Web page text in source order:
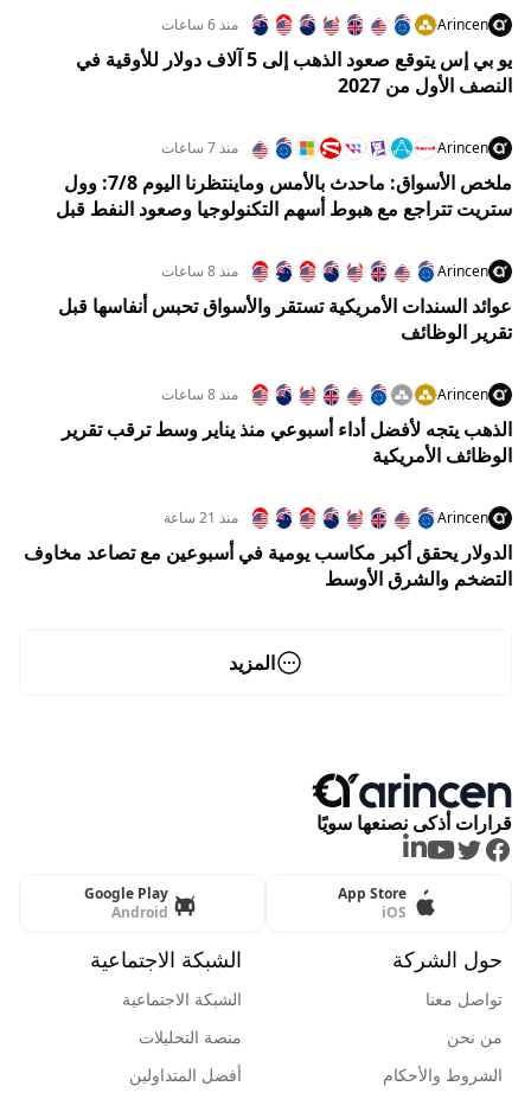
Arincen منذ 6 ساعات
يو بي إس يتوقع صعود الذهب إلى 5 آلاف دولار للأوقية في
النصف الأول من 2027
Arincen منذ 7 ساعات
ملخص الأسواق: ماحدث بالأمس وماينتظرنا اليوم 7/8: وول
ستريت تتراجع مع هبوط أسهم التكنولوجيا وصعود النفط قبل
Arincen منذ 8 ساعات
عوائد السندات الأمريكية تستقر والأسواق تحبس أنفاسها قبل
تقرير الوظائف
Arincen منذ 8 ساعات
الذهب يتجه لأفضل أداء أسبوعي منذ يناير وسط ترقب تقرير
الوظائف الأمريكية
Arincen منذ 21 ساعة
الدولار يحقق أكبر مكاسب يومية في أسبوعين مع تصاعد مخاوف
التضخم والشرق الأوسط
المزيد
قرارات أذكى نصنعها سويًا
Facebook
Twitter
Youtube
LinkedIn
App Store
iOS
Google Play
Android
حول الشركة
تواصل معنا
من نحن
الشروط والأحكام
الشبكة الاجتماعية
الشبكة الاجتماعية
منصة التحليلات
أفضل المتداولين